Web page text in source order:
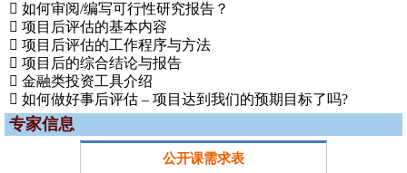
 如何审阅/编写可行性研究报告？
 项目后评估的基本内容
 项目后评估的工作程序与方法
 项目后的综合结论与报告
 金融类投资工具介绍
 如何做好事后评估 – 项目达到我们的预期目标了吗?
专家信息
公开课需求表